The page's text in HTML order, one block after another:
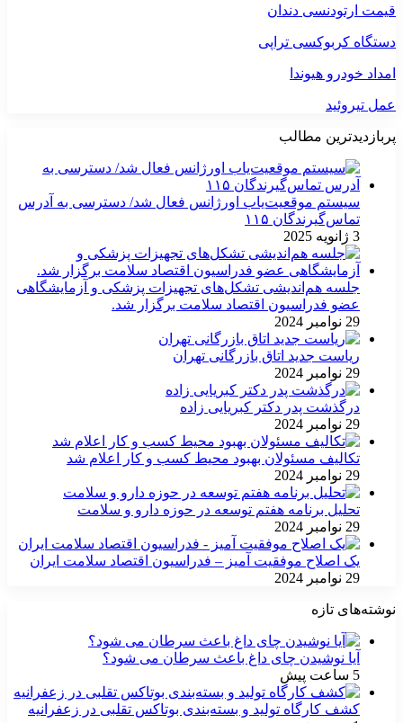
قیمت ارتودنسی دندان
دستگاه کربوکسی تراپی
امداد خودرو هیوندا
عمل تیروئید
پربازدیدترین مطالب
سیستم موقعیت‌یاب اورژانس فعال شد/ دسترسی به آدرس
تماس‌گیرندگان ۱۱۵
3 ژانویه 2025
جلسه هم‌اندیشی تشکل‌های تجهیزات پزشکی و آزمایشگاهی
عضو فدراسیون اقتصاد سلامت برگزار شد.
29 نوامبر 2024
ریاست جدید اتاق بازرگانی تهران
29 نوامبر 2024
درگذشت پدر دکتر کبریایی زاده
29 نوامبر 2024
تکالیف مسئولان بهبود محیط کسب و کار اعلام شد
29 نوامبر 2024
تحلیل برنامه هفتم توسعه در حوزه دارو و سلامت
29 نوامبر 2024
یک اصلاح موفقیت آمیز – فدراسیون اقتصاد سلامت ایران
29 نوامبر 2024
نوشته‌های تازه
آیا نوشیدن چای داغ باعث سرطان می شود؟
5 ساعت پیش
کشف کارگاه تولید و بسته‌بندی بوتاکس تقلبی در زعفرانیه